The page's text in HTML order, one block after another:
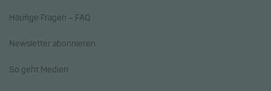
Häufige Fragen – FAQ
Newsletter abonnieren
So geht Medien